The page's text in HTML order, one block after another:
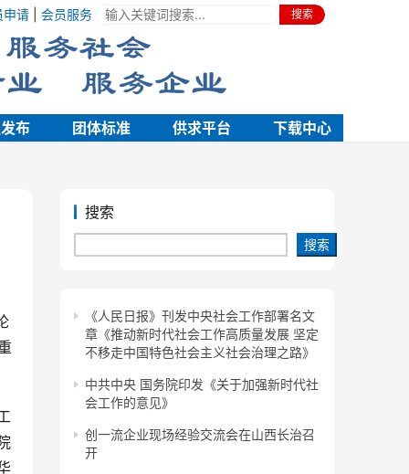
申请 会员服务 搜索
布 团体标准 供求平台 下载中心
搜索
搜索
《人民日报》刊发中央社会工作部署名文
章《推动新时代社会工作高质量发展 坚定
不移走中国特色社会主义社会治理之路》
中共中央 国务院印发《关于加强新时代社
会工作的意见》
创一流企业现场经验交流会在山西长治召
开